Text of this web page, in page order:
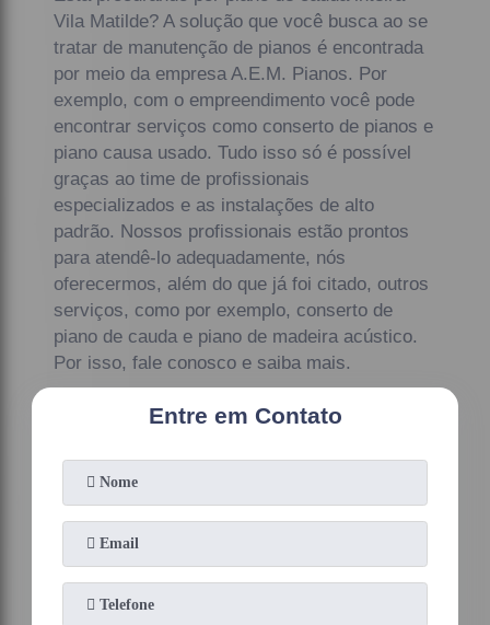
Vila Matilde? A solução que você busca ao se
tratar de manutenção de pianos é encontrada
por meio da empresa A.E.M. Pianos. Por
exemplo, com o empreendimento você pode
encontrar serviços como conserto de pianos e
piano causa usado. Tudo isso só é possível
graças ao time de profissionais
especializados e as instalações de alto
padrão. Nossos profissionais estão prontos
para atendê-lo adequadamente, nós
oferecermos, além do que já foi citado, outros
serviços, como por exemplo, conserto de
piano de cauda e piano de madeira acústico.
Por isso, fale conosco e saiba mais.
Entre em Contato